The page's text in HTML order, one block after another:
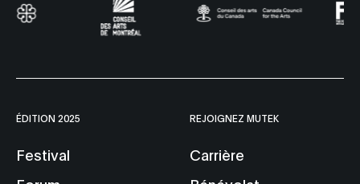
ÉDITION 2025
Festival
REJOIGNEZ MUTEK
Carrière